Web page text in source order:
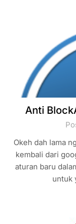
Anti
Okeh dah lama
kembali dari
aturan baru
untuk